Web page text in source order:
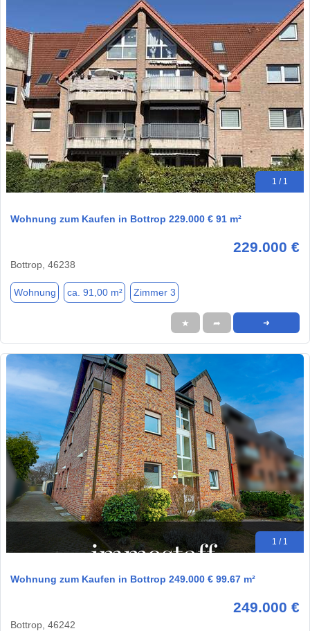
1 / 1
Wohnung zum Kaufen in Bottrop 229.000 € 91 m²
229.000 €
Bottrop, 46238
Wohnung ca. 91,00 m² Zimmer 3
★ ➦ ➜
1 / 1
Wohnung zum Kaufen in Bottrop 249.000 € 99.67 m²
249.000 €
Bottrop, 46242